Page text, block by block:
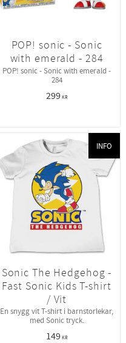
POP! sonic - Sonic
with emerald - 284
POP! sonic - Sonic with emerald -
284
299KR
Sonic The Hedgehog -
Fast Sonic Kids T-shirt
/ Vit
En snygg vit T-shirt i barnstorlekar,
med Sonic tryck.
149KR
INFO